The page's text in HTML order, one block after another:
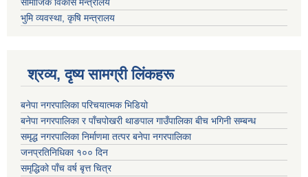
भुमि व्यवस्था, कृषि मन्त्रालय
श्रव्य, दृष्य सामग्री लिंकहरू
बनेपा नगरपालिका परिचयात्मक भिडियो
बनेपा नगरपालिका र पाँचपोखरी थाङपाल गाउँपालिका बीच भगिनी सम्बन्ध
समृद्ध नगरपालिका निर्माणमा तत्पर बनेपा नगरपालिका
जनप्रतिनिधिका १०० दिन
समृद्धिको पाँच वर्ष बृत्त चित्र